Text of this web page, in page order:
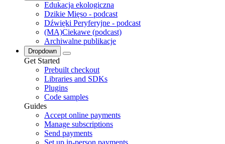
Edukacja ekologiczna
Dzikie Mięso - podcast
Dźwięki Peryferyjne - podcast
(MA)Ciekawe (podcast)
Archiwalne publikacje
Dropdown
Get Started
Prebuilt checkout
Libraries and SDKs
Plugins
Code samples
Guides
Accept online payments
Manage subscriptions
Send payments
Set up in-person payments